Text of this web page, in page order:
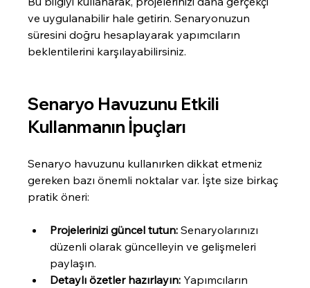
ve uygulanabilir hale getirin. Senaryonuzun
süresini doğru hesaplayarak yapımcıların
beklentilerini karşılayabilirsiniz.
Senaryo Havuzunu Etkili
Kullanmanın İpuçları
Senaryo havuzunu kullanırken dikkat etmeniz
gereken bazı önemli noktalar var. İşte size birkaç
pratik öneri:
Projelerinizi güncel tutun: Senaryolarınızı
düzenli olarak güncelleyin ve gelişmeleri
paylaşın.
Detaylı özetler hazırlayın: Yapımcıların